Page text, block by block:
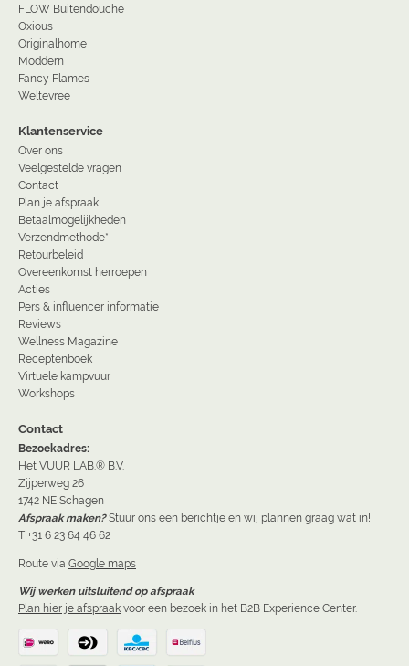
FLOW Buitendouche
Oxious
Originalhome
Moddern
Fancy Flames
Weltevree
Klantenservice
Over ons
Veelgestelde vragen
Contact
Plan je afspraak
Betaalmogelijkheden
Verzendmethode*
Retourbeleid
Overeenkomst herroepen
Acties
Pers & influencer informatie
Reviews
Wellness Magazine
Receptenboek
Virtuele kampvuur
Workshops
Contact
Bezoekadres:
Het VUUR LAB.® B.V.
Zijperweg 26
1742 NE Schagen
Afspraak maken? Stuur ons een berichtje en wij plannen graag wat in!
T +31 6 23 64 46 62
Route via Google maps
Wij werken uitsluitend op afspraak
Plan hier je afspraak voor een bezoek in het B2B Experience Center.